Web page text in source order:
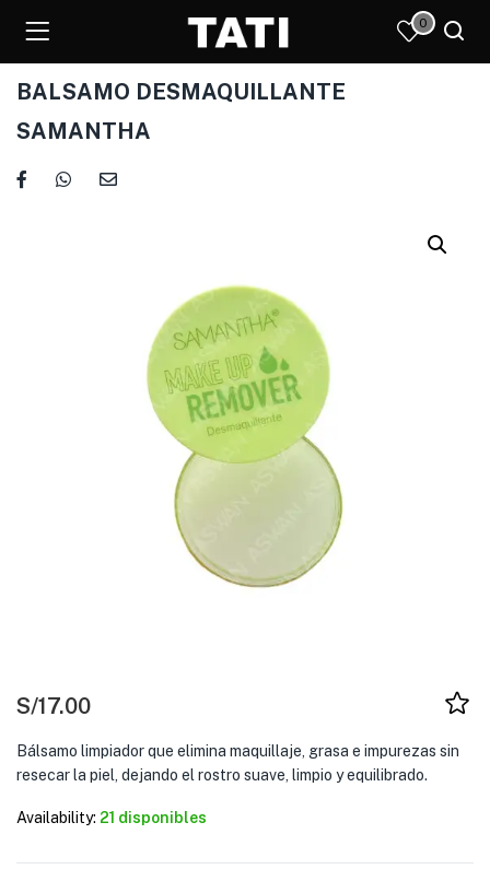
0
BALSAMO DESMAQUILLANTE
SAMANTHA
S/17.00
Bálsamo limpiador que elimina maquillaje, grasa e impurezas sin
resecar la piel, dejando el rostro suave, limpio y equilibrado.
Availability: 21 disponibles